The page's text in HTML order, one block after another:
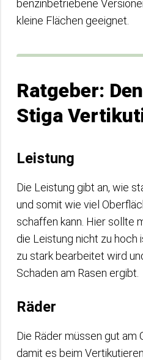
benzinbetriebene
kleine Flächen geeignet.
Ratgeber:
Stiga
Leistung
Die Leistung gibt an, wie
und somit wie viel
schaffen kann. Hier sollte
die Leistung nicht zu hoch
zu stark bearbeitet wird
Schaden am Rasen ergibt.
Räder
Die Räder müssen gut am
damit es beim